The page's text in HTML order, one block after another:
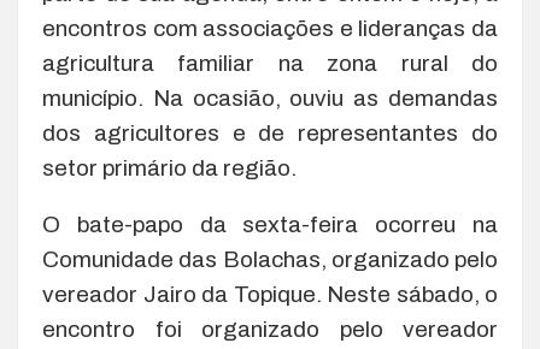
encontros com associações e lideranças da
agricultura familiar na zona rural do
município. Na ocasião, ouviu as demandas
dos agricultores e de representantes do
setor primário da região.
O bate-papo da sexta-feira ocorreu na
Comunidade das Bolachas, organizado pelo
vereador Jairo da Topique. Neste sábado, o
encontro foi organizado pelo vereador